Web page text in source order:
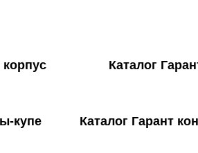
корпус Каталог Гарант
купе Каталог Гарант